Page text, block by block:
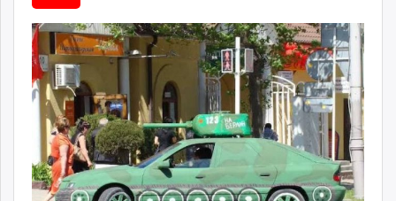
asu.mn
shudarga.mn
shuurhai.mn
unuudur.mn
isee.mn
mglradio.com
fact.mn
itoim.mn
tumen.mn